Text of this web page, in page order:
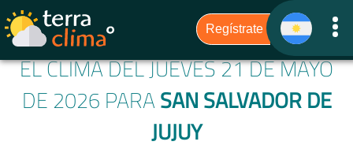
EL CLIMA DEL JUEVES 21 DE MAYO
DE 2026 PARA SAN SALVADOR DE
JUJUY